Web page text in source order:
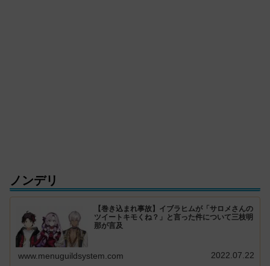
ノンデリ
【巻き込まれ事故】イブラヒムが「サロメさんの
ツイートキモくね？」と言った件について三枝明
那が言及
www.menuguildsystem.com 2022.07.22